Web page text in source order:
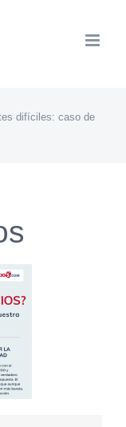
difíciles: caso de